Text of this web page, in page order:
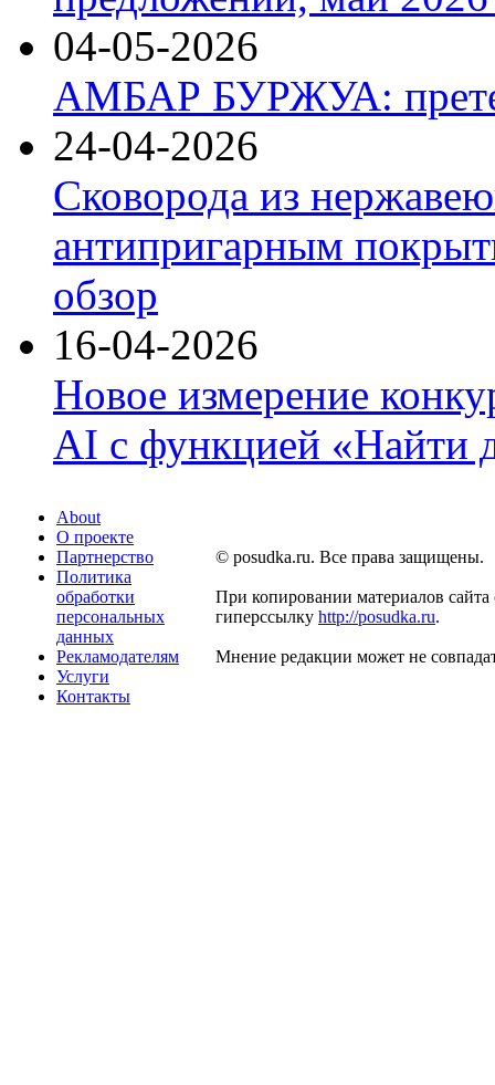
04-05-2026
АМБАР БУРЖУА:
24-04-2026
Сковорода из
антипригарным
обзор
16-04-2026
Новое измерение
AI с функцией «Найти
About
О проекте
Партнерство
Политика
обработки
персональных
данных
Рекламодателям
Услуги
Контакты
© posudka.ru. Все права защищены.
При копировании материалов сайта
гиперссылку http://posudka.ru.
Мнение редакции может не